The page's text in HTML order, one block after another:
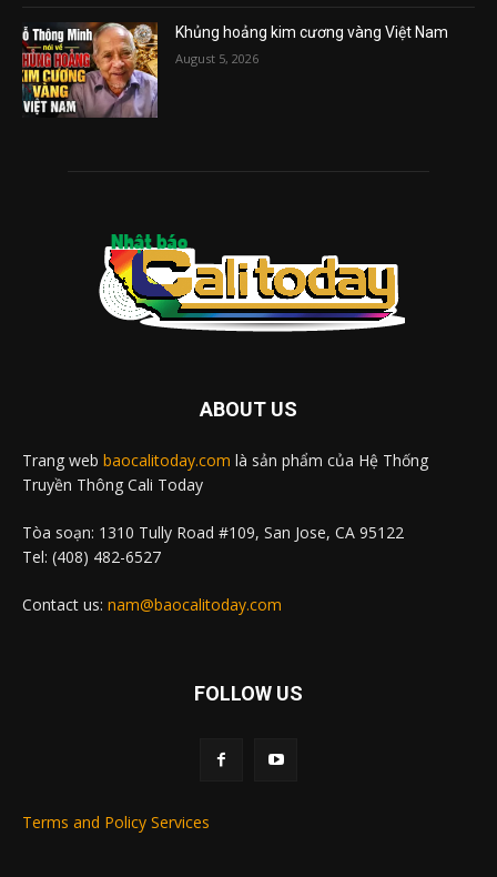
Khủng hoảng kim cương vàng Việt Nam
August 5, 2026
ABOUT US
Trang web baocalitoday.com là sản phẩm của Hệ Thống
Truyền Thông Cali Today
Tòa soạn: 1310 Tully Road #109, San Jose, CA 95122
Tel: (408) 482-6527
Contact us: nam@baocalitoday.com
FOLLOW US
Terms and Policy Services